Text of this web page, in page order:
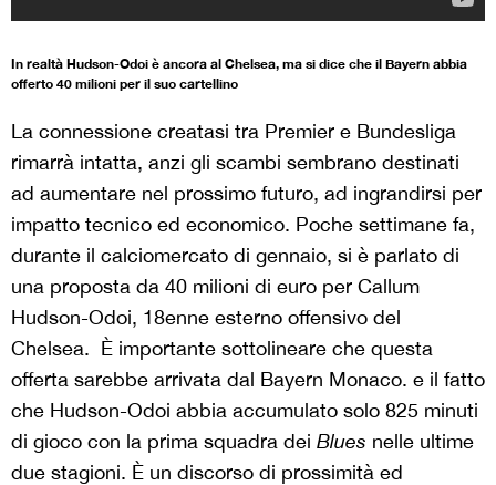
In realtà Hudson-Odoi è ancora al Chelsea, ma si dice che il Bayern abbia
offerto 40 milioni per il suo cartellino
La connessione creatasi tra Premier e Bundesliga
rimarrà intatta, anzi gli scambi sembrano destinati
ad aumentare nel prossimo futuro, ad ingrandirsi per
impatto tecnico ed economico. Poche settimane fa,
durante il calciomercato di gennaio, si è parlato di
una proposta da 40 milioni di euro per Callum
Hudson-Odoi, 18enne esterno offensivo del
Chelsea. È importante sottolineare che questa
offerta sarebbe arrivata dal Bayern Monaco. e il fatto
che Hudson-Odoi abbia accumulato solo 825 minuti
di gioco con la prima squadra dei Blues nelle ultime
due stagioni. È un discorso di prossimità ed